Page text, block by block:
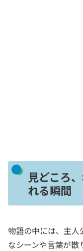
見どころ
れる瞬間
物語の中には、主
なシーンや言葉が散